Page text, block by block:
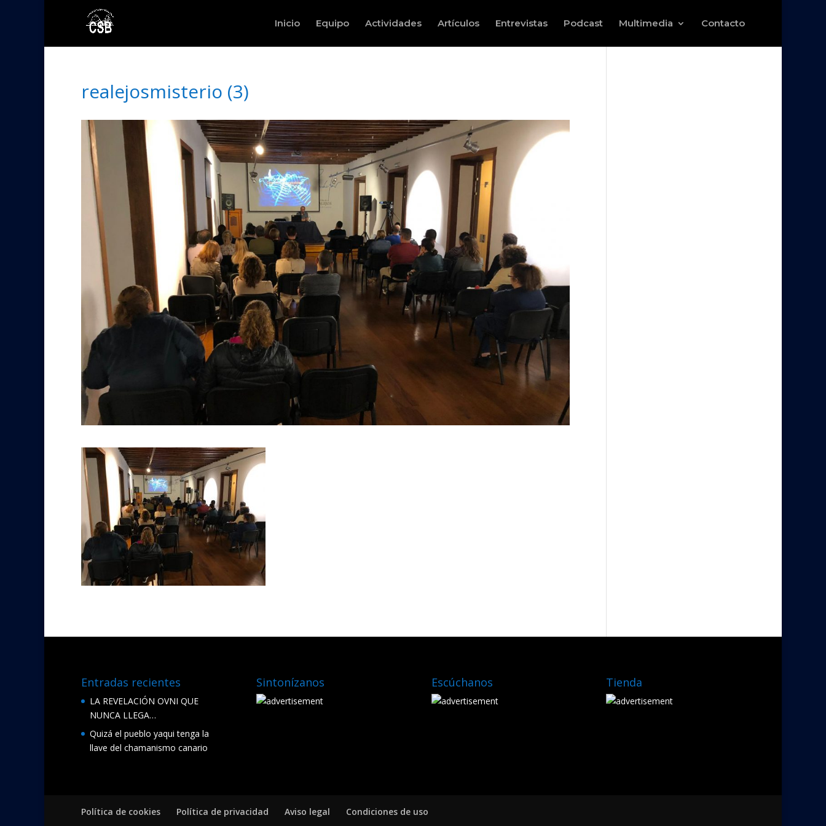
Inicio Equipo Actividades Artículos Entrevistas Podcast Multimedia Contacto
realejosmisterio (3)
Entradas recientes
LA REVELACIÓN OVNI QUE
NUNCA LLEGA…
Quizá el pueblo yaqui tenga la
llave del chamanismo canario
Sintonízanos Escúchanos Tienda
Política de cookies Política de privacidad Aviso legal Condiciones de uso